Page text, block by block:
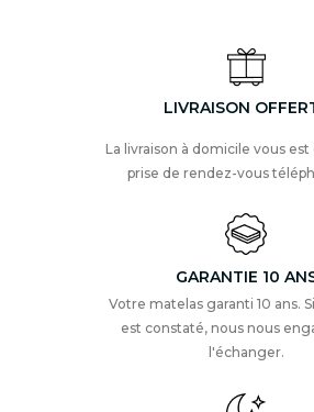
LIVRAISON
La livraison à domicile vous est
prise de rendez-vous
GARANTIE 10
Votre matelas garanti 10 ans.
est constaté, nous nous
l'échanger.